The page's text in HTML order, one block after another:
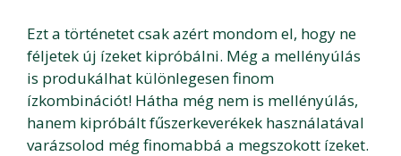
Ezt a történetet csak azért mondom el, hogy ne
féljetek új ízeket kipróbálni. Még a mellényúlás
is produkálhat különlegesen finom
ízkombinációt! Hátha még nem is mellényúlás,
hanem kipróbált fűszerkeverékek használatával
varázsolod még finomabbá a megszokott ízeket.